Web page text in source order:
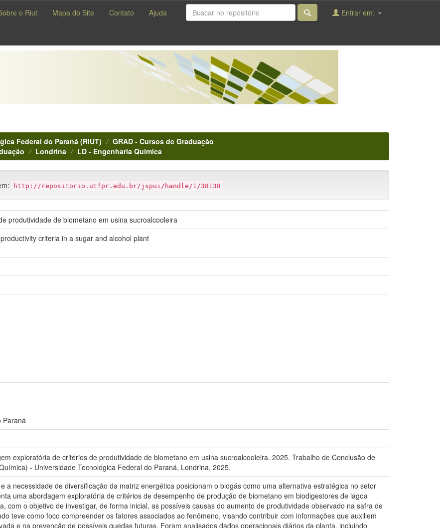
o Riut Mapa do Site Contato Ajuda Entrar em:
Federal do Paraná (RIUT)
GRAD - Cursos de Graduação
Londrina LD - Engenharia Química
http://repositorio.utfpr.edu.br/jspui/handle/1/38138
produtividade de biometano em usina sucroalcooleira
criteria in a sugar and alcohol plant
Paraná
exploratória de critérios de produtividade de biometano em usina sucroalcooleira. 2025. Trabalho de Conclusão de
- Universidade Tecnológica Federal do Paraná, Londrina, 2025.
a necessidade de diversificação da matriz energética posicionam o biogás como uma alternativa estratégica no setor
uma abordagem exploratória de critérios de desempenho de produção de biometano em biodigestores de lagoa
com o objetivo de investigar, de forma inicial, as possíveis causas do aumento de produtividade observado na safra de
teve como foco compreender os fatores associados ao fenômeno, visando contribuir com informações que auxiliem
e na prevenção de possíveis quedas futuras. Foram analisados dados operacionais diários da planta, incluindo